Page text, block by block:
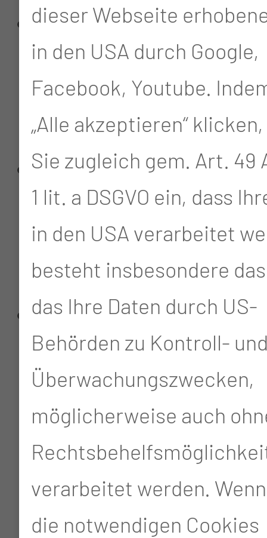
Operative und
konservative
Behandlung der
verklebten Labien
Operation bei Fehllage
der Hoden
(Leistenhoden,
Gleithoden)
Laparoskopische
Hodensuche bei
Kryptorchismus in
Zusammenarbeit mit
der Klinik für Urologie
dieser Webseite
in den USA durch Google,
Facebook, Youtube.
„Alle akzeptieren“
Sie zugleich gem. Art. 49
1 lit. a DSGVO ein, dass
in den USA verarbeitet
besteht insbesondere
das Ihre Daten durch US-
Behörden zu Kontroll-
Überwachungszwecken,
möglicherweise auch
verarbeitet werden.
die notwendigen Cookies